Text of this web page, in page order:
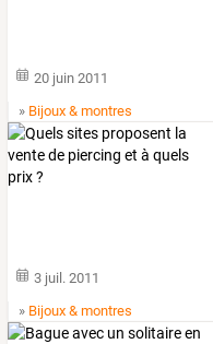
20 juin 2011
» Bijoux & montres
3 juil. 2011
» Bijoux & montres